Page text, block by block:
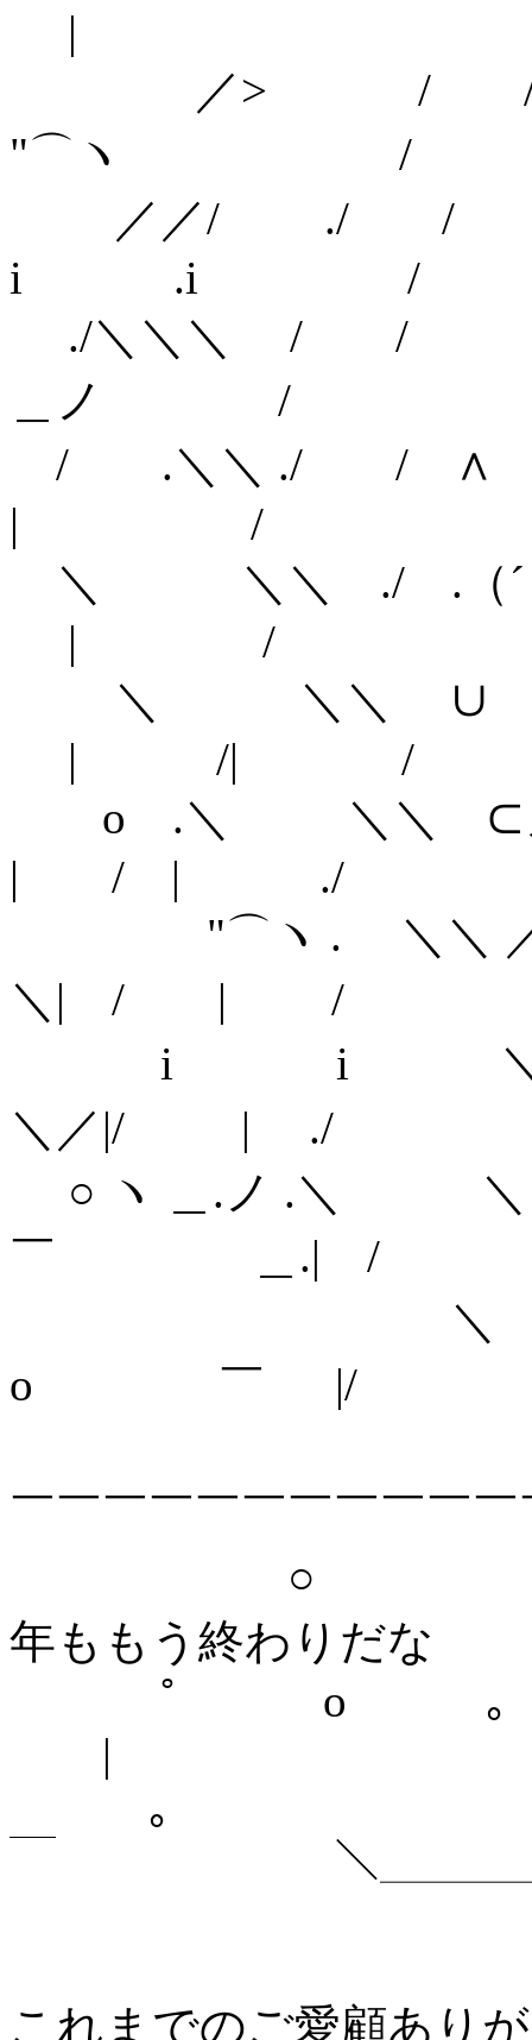
|
／> / /
"⌒ヽ /
／／/ ./
i .i /
./＼＼＼ /
＿ノ /
/ .＼＼ ./
| /
＼ ＼＼ ./ .（´
| /
＼ ＼＼ ∪
| /| /
o .＼ ＼＼
| / | ./
"⌒ヽ . ＼
＼| / | /
i i ＼
＼／|/ | ./
○ ヽ ＿.ノ .＼
￣ ＿.| /
＼ ＼＼
o ￣ |/
￣￣￣￣￣￣￣￣￣￣￣
○ ＼ ＼
年ももう終わりだな
ﾟ o ｡ .
|
｡
￣ ＼＿＿＿＿＿
これまでのご愛顧あり